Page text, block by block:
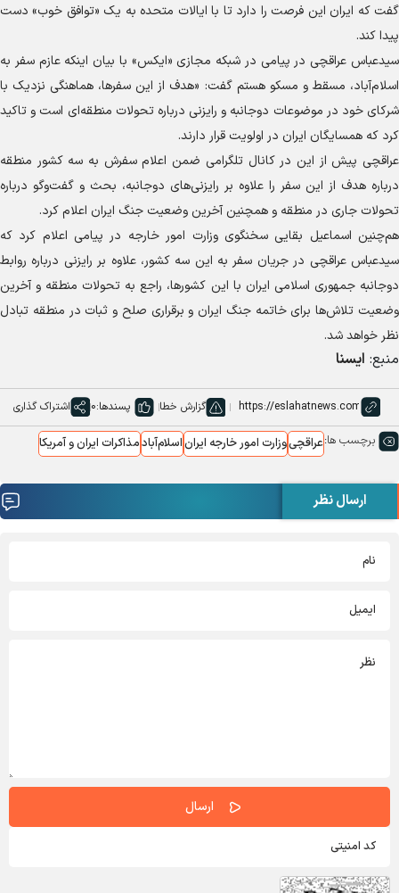
گفت که ایران این فرصت را دارد تا با ایالات متحده به یک «توافق خوب» دست
پیدا کند.
سیدعباس عراقچی در پیامی در شبکه مجازی «ایکس» با بیان اینکه عازم سفر به
اسلام‌آباد، مسقط و مسکو هستم گفت: «هدف از این سفرها، هماهنگی نزدیک با
شرکای خود در موضوعات دوجانبه و رایزنی درباره تحولات منطقه‌ای است و تاکید
کرد که همسایگان ایران در اولویت قرار دارند.
عراقچی پیش از این در کانال تلگرامی ضمن اعلام سفرش به سه کشور منطقه
درباره هدف از این سفر را علاوه بر رایزنی‌های دوجانبه، بحث و گفت‌وگو درباره
تحولات جاری در منطقه و همچنین آخرین وضعیت جنگ ایران اعلام کرد.
هم‌چنین اسماعیل بقایی سخنگوی وزارت امور خارجه در پیامی اعلام کرد که
سیدعباس عراقچی در جریان سفر به این سه کشور، علاوه بر رایزنی درباره روابط
دوجانبه جمهوری اسلامی ایران با این کشورها، راجع به تحولات منطقه و آخرین
وضعیت تلاش‌ها برای خاتمه جنگ ایران و برقراری صلح و ثبات در منطقه تبادل
نظر خواهد شد.
منبع: ایسنا
گزارش خطا پسندها:0 اشتراک گذاری
برچسب ها:عراقچیوزارت امور خارجه ایراناسلام‌آبادمذاکرات ایران و آمریکا
ارسال نظر